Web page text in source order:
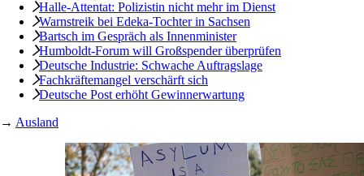
Sommer/imago
Widerstand in Hessen
»Es war der Beginn einer großen Umweltbewegung«
AboDie brutale Räumung des Hüttendorfs der Gegner der
Frankfurter Startbahn West jährte sich zum 40. Mal. Aktive von
damals sind noch heute engagiert. Ein Gespräch mit der Linke-
Interview:
Kurz notiert